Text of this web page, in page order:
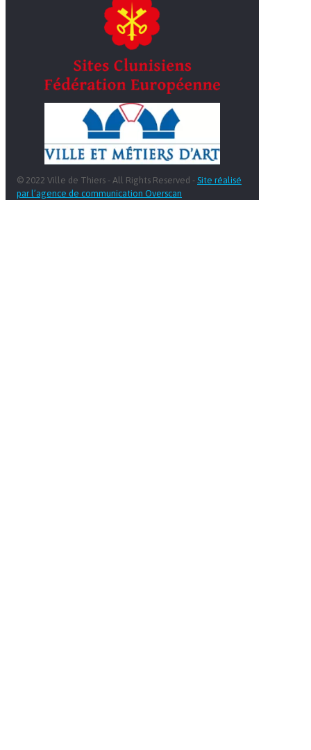
© 2022 Ville de Thiers - All Rights Reserved - Site réalisé
par l’agence de communication Overscan